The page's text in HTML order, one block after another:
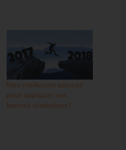
Mes meilleures astuces
pour appliquer vos
bonnes résolutions !